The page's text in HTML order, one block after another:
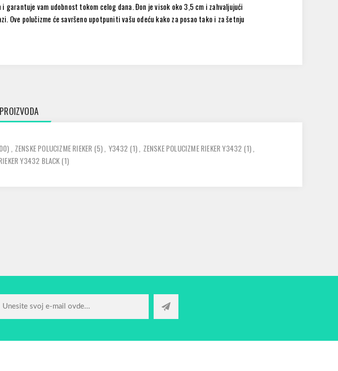
vam udobnost tokom celog dana. Đon je visok oko 3,5 cm i zahvaljujući
polučizme će savršeno upotpuniti vašu odeću kako za posao tako i za šetnju
, ZENSKE POLUCIZME RIEKER (5), Y3432 (1), ZENSKE POLUCIZME RIEKER Y3432 (1),
Y3432 BLACK (1)